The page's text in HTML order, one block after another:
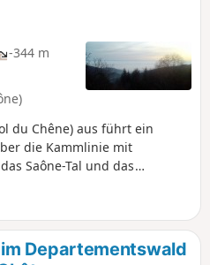
-344 m
du Chêne) aus führt ein
die Kammlinie mit
Saône-Tal und das
Departementswald